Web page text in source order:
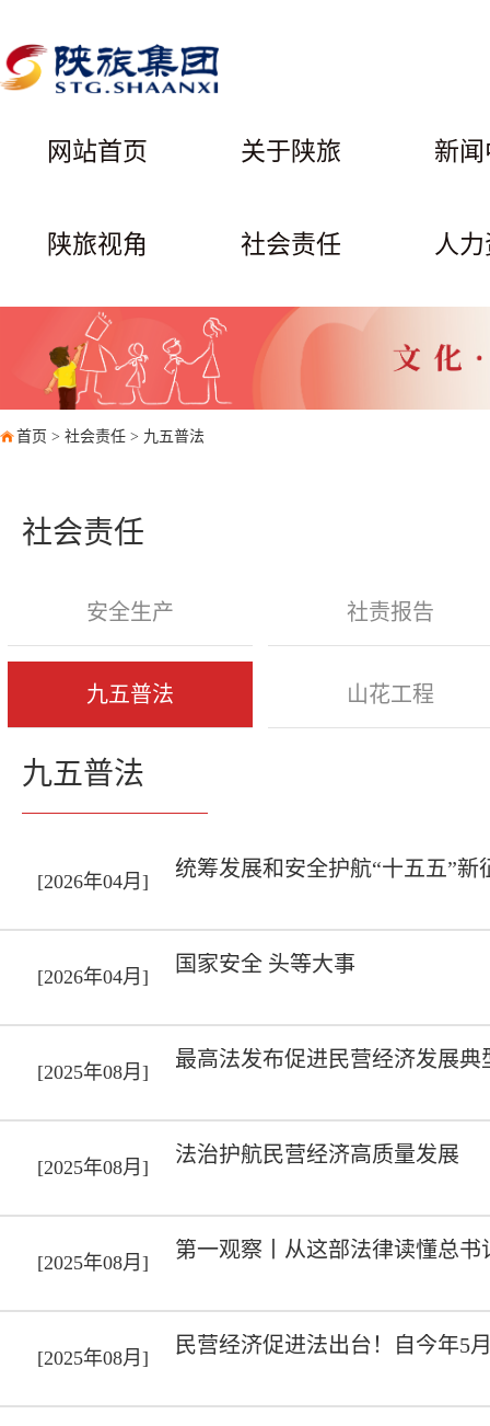
网站首页 关于陕旅 新
陕旅视角 社会责任 人
首页 > 社会责任 > 九五普法
社会责任
安全生产 社责报告
九五普法 山花工程
九五普法
[2026年04月]
统筹发展和安全护航“十五五”新
[2026年04月]
国家安全 头等大事
[2025年08月]
最高法发布促进民营经济发展典
[2025年08月]
法治护航民营经济高质量发展
[2025年08月]
第一观察丨从这部法律读懂总
[2025年08月]
民营经济促进法出台！自今年5